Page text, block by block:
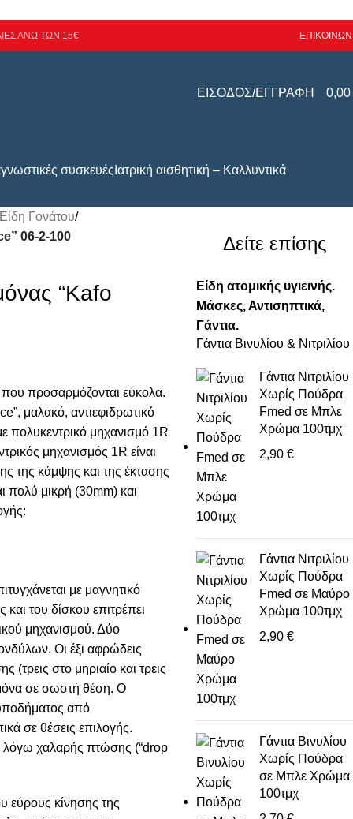
ΑΝΩ ΤΩΝ 15€
ΕΙΣΟΔΟΣ/ΕΓΓΡΑΦΗ 0,00
συσκευές Ιατρική αισθητική – Καλλυντικά
Γονάτου/
06-2-100
“Kafo
προσαρμόζονται εύκολα.
μαλακό, αντιεφιδρωτικό
πολυκεντρικό μηχανισμό 1R
μηχανισμός 1R είναι
της κάμψης και της έκτασης
πολύ μικρή (30mm) και
με μαγνητικό
του δίσκου επιτρέπει
μηχανισμού. Δύο
Οι έξι αφρώδεις
(τρεις στο μηριαίο και τρεις
σε σωστή θέση. Ο
από
σε θέσεις επιλογής.
λόγω χαλαρής πτώσης (“drop
εύρους κίνησης της
Δείτε επίσης
Είδη ατομικής υγιεινής.
Μάσκες, Αντισηπτικά,
Γάντια.
Γάντια Βινυλίου & Νιτριλίου
Γάντια Νιτριλίου
Χωρίς Πούδρα
Fmed σε Μπλε
Χρώμα 100τμχ
2,90 €
Γάντια Νιτριλίου
Χωρίς Πούδρα
Fmed σε Μαύρο
Χρώμα 100τμχ
2,90 €
Γάντια Βινυλίου
Χωρίς Πούδρα
σε Μπλε Χρώμα
100τμχ